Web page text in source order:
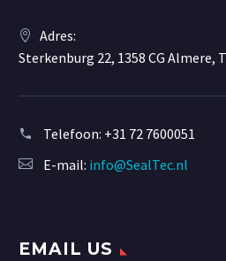
Adres:
Sterkenburg 22, 1358 CG Almere,
Telefoon: +31 72 7600051
E-mail: info@SealTec.nl
EMAIL US